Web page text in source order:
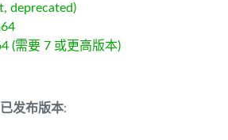
deprecated)
(需要 7 或更高版本)
已发布版本: